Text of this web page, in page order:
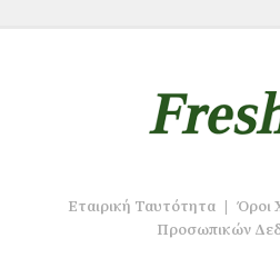
Εταιρική Ταυτότητα | Όροι
Προσωπικών